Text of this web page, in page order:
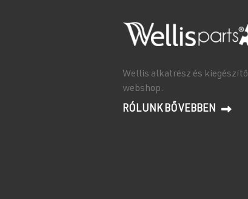
Wellis alkatrész és kiegészítő
webshop.
RÓLUNK BŐVEBBEN